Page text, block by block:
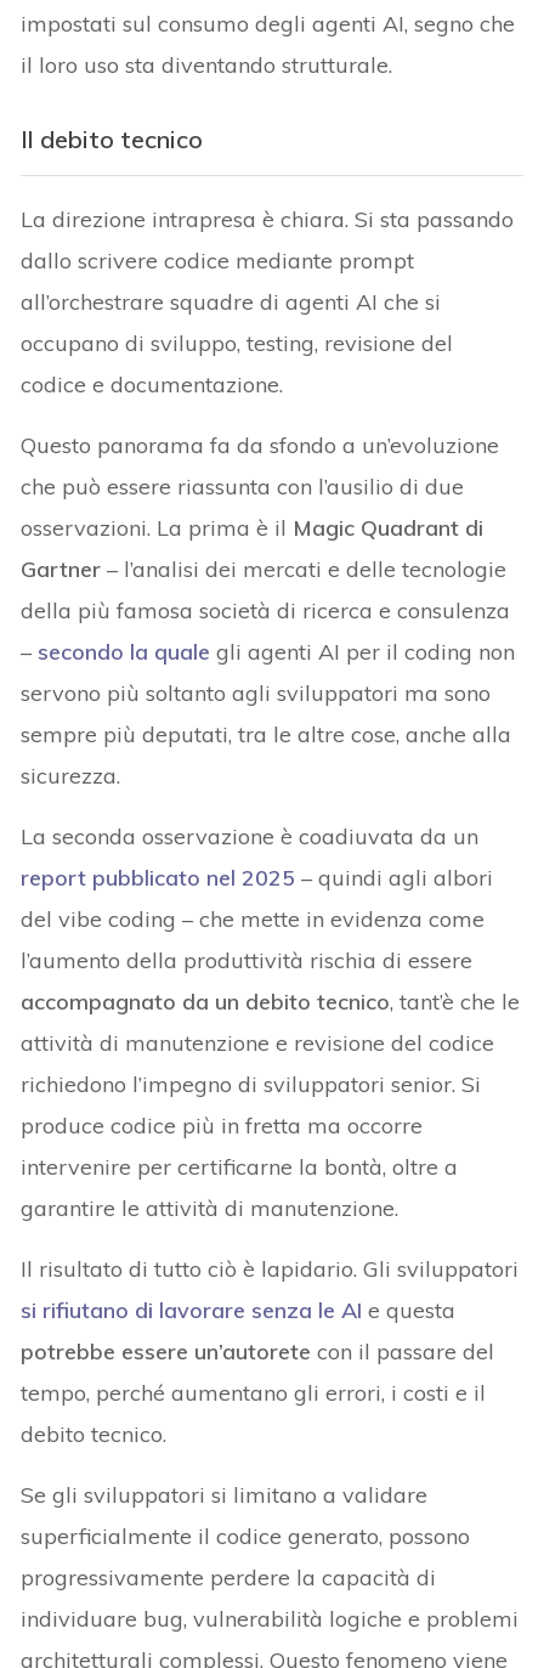
impostati sul consumo degli agenti AI, segno che
il loro uso sta diventando strutturale.
Il debito tecnico
La direzione intrapresa è chiara. Si sta passando
dallo scrivere codice mediante prompt
all’orchestrare squadre di agenti AI che si
occupano di sviluppo, testing, revisione del
codice e documentazione.
Questo panorama fa da sfondo a un’evoluzione
che può essere riassunta con l’ausilio di due
osservazioni. La prima è il Magic Quadrant di
Gartner – l’analisi dei mercati e delle tecnologie
della più famosa società di ricerca e consulenza
– secondo la quale gli agenti AI per il coding non
servono più soltanto agli sviluppatori ma sono
sempre più deputati, tra le altre cose, anche alla
sicurezza.
La seconda osservazione è coadiuvata da un
report pubblicato nel 2025 – quindi agli albori
del vibe coding – che mette in evidenza come
l’aumento della produttività rischia di essere
accompagnato da un debito tecnico, tant’è che le
attività di manutenzione e revisione del codice
richiedono l’impegno di sviluppatori senior. Si
produce codice più in fretta ma occorre
intervenire per certificarne la bontà, oltre a
garantire le attività di manutenzione.
Il risultato di tutto ciò è lapidario. Gli sviluppatori
si rifiutano di lavorare senza le AI e questa
potrebbe essere un’autorete con il passare del
tempo, perché aumentano gli errori, i costi e il
debito tecnico.
Se gli sviluppatori si limitano a validare
superficialmente il codice generato, possono
progressivamente perdere la capacità di
individuare bug, vulnerabilità logiche e problemi
architetturali complessi. Questo fenomeno viene